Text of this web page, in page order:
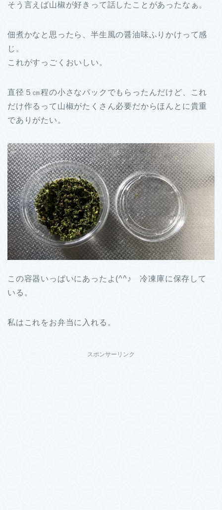
そう言えば山椒が好きって話したことがあったなぁ。
佃煮かなと思ったら、半生風の醤油味ふりかけって感
じ。
これがすっごくおいしい。
直径５㎝程の小さなパックでもらったんだけど、これ
だけ作るって山椒がたくさん必要だからほんとに貴重
でありがたい。
この容器いっぱいにあったよ(^^♪ 冷凍庫に保存して
いる。
私はこれをお弁当に入れる。
スポンサーリンク